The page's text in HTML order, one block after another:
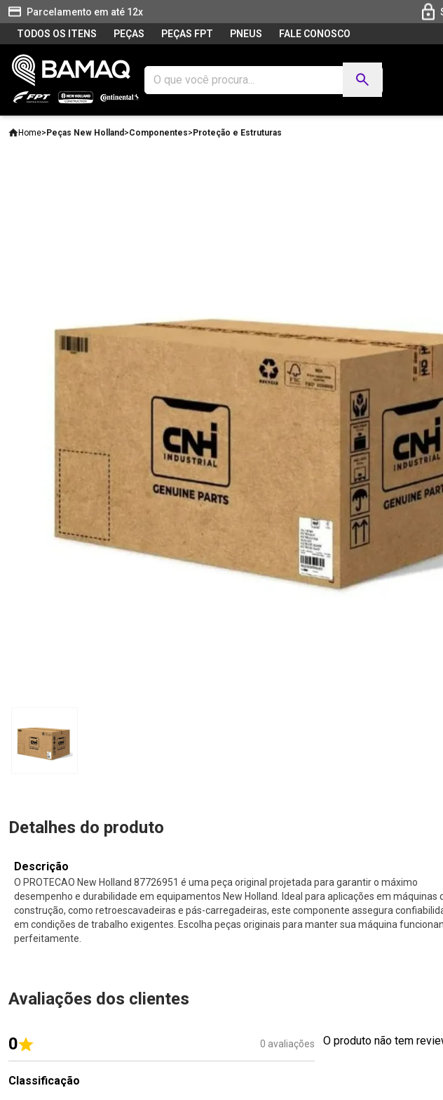
Parcelamento em até 12x
TODOS OS ITENS
PEÇAS PEÇAS FPT PNEUS FALE CONOSCO
Home> Peças New Holland >Componentes> Proteção e Estruturas
Detalhes do produto
Descrição
O PROTECAO New Holland 87726951 é uma peça original projetada para garantir o máximo
desempenho e durabilidade em equipamentos New Holland. Ideal para aplicações em máquinas
construção, como retroescavadeiras e pás-carregadeiras, este componente assegura
em condições de trabalho exigentes. Escolha peças originais para manter sua máquina
perfeitamente.
Avaliações dos clientes
0 0 avaliações
Classificação
O produto não tem